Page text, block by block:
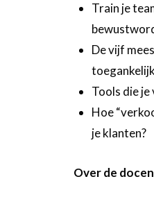
Train je
De vijf
Tools die
Hoe
je klanten?
Over de